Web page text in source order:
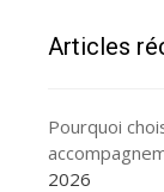
Articles
Pourquoi
2026